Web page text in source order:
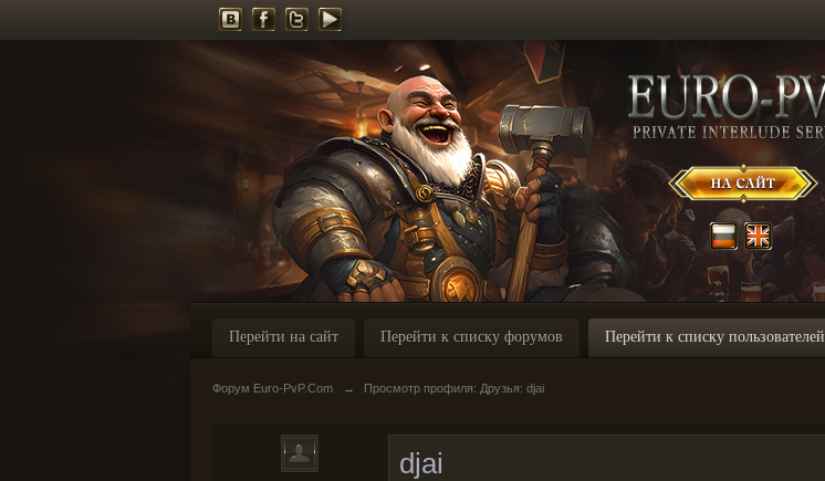
Перейти на сайт Перейти к списку форумов Перейти к списку пользователей
Форум Euro-PvP.Com → Просмотр профиля: Друзья: djai
djai